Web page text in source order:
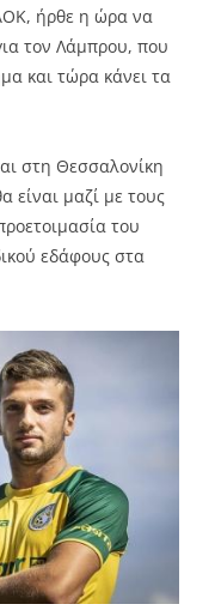
ήρθε η ώρα να
τον Λάμπρου, που
και τώρα κάνει τα
στη Θεσσαλονίκη
είναι μαζί με τους
του
εδάφους στα